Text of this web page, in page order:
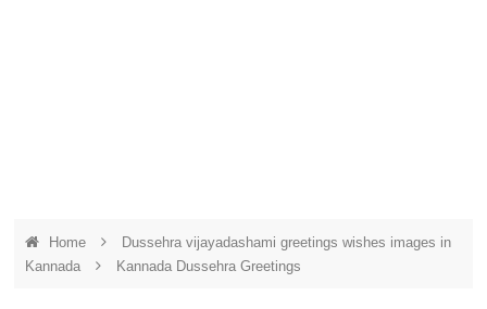
Home
Dussehra vijayadashami greetings wishes images in
Kannada
Kannada Dussehra Greetings